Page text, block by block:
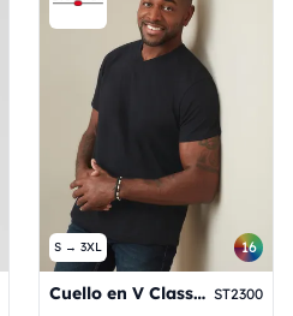
S → 3XL 16
Cuello en V Classic-T ST2300